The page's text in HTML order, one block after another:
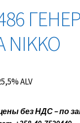
NIKKO
ALV
без НДС – по